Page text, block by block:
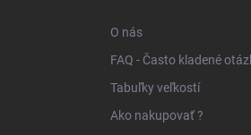
O nás
FAQ - Často kladené
Tabuľky veľkostí
Ako nakupovať ?